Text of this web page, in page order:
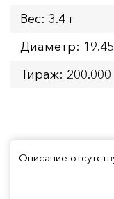
Вес: 3.4 г
Диаметр:
Тираж:
Описание